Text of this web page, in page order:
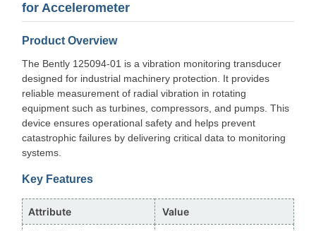
for Accelerometer
Product Overview
The Bently 125094-01 is a vibration monitoring transducer
designed for industrial machinery protection. It provides
reliable measurement of radial vibration in rotating
equipment such as turbines, compressors, and pumps. This
device ensures operational safety and helps prevent
catastrophic failures by delivering critical data to monitoring
systems.
Key Features
Attribute Value